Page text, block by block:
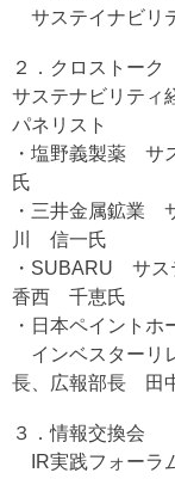
サステイナビ
２．クロストーク
サステナビリティ
パネリスト
・塩野義製薬
氏
・三井金属鉱業
川 信一氏
・SUBARU サス
香西 千恵氏
・日本ペイントホ
インベスターリ
長、広報部長 田
３．情報交換会
IR実践フォーラ